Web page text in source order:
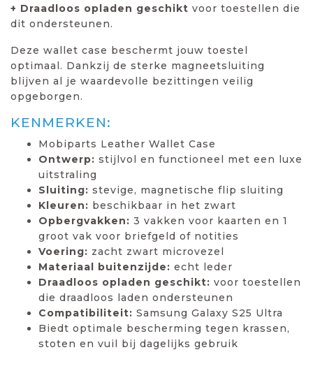
+ Draadloos opladen geschikt voor toestellen die
dit ondersteunen.
Deze wallet case beschermt jouw toestel
optimaal. Dankzij de sterke magneetsluiting
blijven al je waardevolle bezittingen veilig
opgeborgen.
KENMERKEN:
Mobiparts Leather Wallet Case
Ontwerp: stijlvol en functioneel met een luxe
uitstraling
Sluiting: stevige, magnetische flip sluiting
Kleuren: beschikbaar in het zwart
Opbergvakken: 3 vakken voor kaarten en 1
groot vak voor briefgeld of notities
Voering: zacht zwart microvezel
Materiaal buitenzijde: echt leder
Draadloos opladen geschikt: voor toestellen
die draadloos laden ondersteunen
Compatibiliteit: Samsung Galaxy S25 Ultra
Biedt optimale bescherming tegen krassen,
stoten en vuil bij dagelijks gebruik